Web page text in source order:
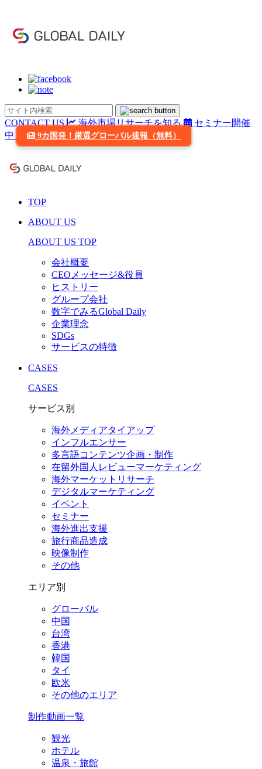
CONTACT US 海外市場リサーチを知る
セミナー開催
中
9カ国発！厳選グローバル速報（無料）
TOP
ABOUT US
ABOUT US TOP
会社概要
CEOメッセージ&役員
ヒストリー
グループ会社
数字でみるGlobal Daily
企業理念
SDGs
サービスの特徴
CASES
CASES
サービス別
海外メディアタイアップ
インフルエンサー
多言語コンテンツ企画・制作
在留外国⼈レビューマーケティング
海外マーケットリサーチ
デジタルマーケティング
イベント
セミナー
海外進出支援
旅行商品造成
映像制作
その他
エリア別
グローバル
中国
台湾
香港
韓国
タイ
欧米
その他のエリア
制作動画一覧
観光
ホテル
温泉・旅館